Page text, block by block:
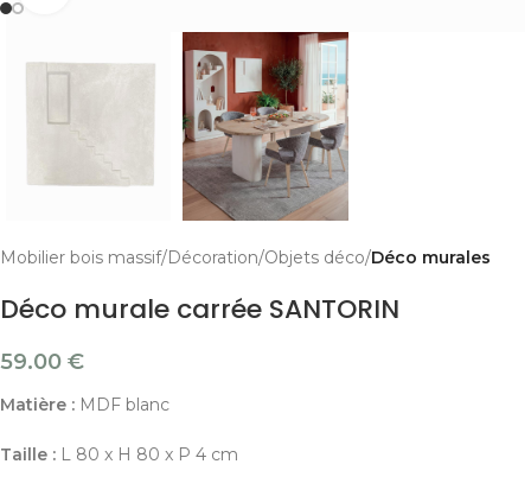
Mobilier bois massif Décoration Objets déco Déco murales
Déco murale carrée SANTORIN
59.00 €
Matière : MDF blanc
Taille : L 80 x H 80 x P 4 cm